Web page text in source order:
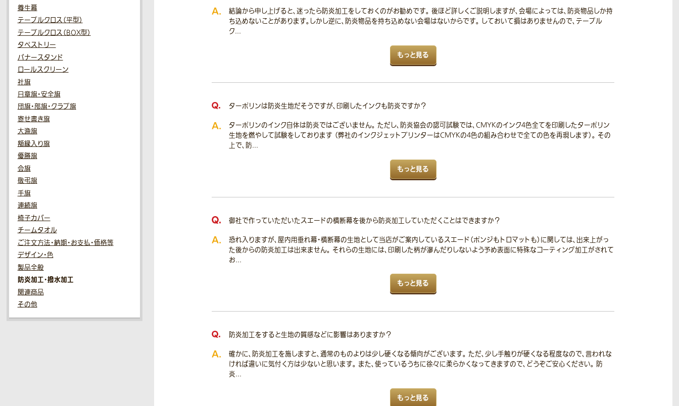
結論から申し上げると、迷ったら防炎加工をしておくのがお勧めです。 後ほど詳しくご説明しますが、会場によっては、防炎物品しか持
ち込めないことがあります。しかし逆に、防炎物品を持ち込めない会場はないからです。 しておいて損はありませんので、テーブル
ク...
もっと見る
ターポリンは防炎生地だそうですが、印刷したインクも防炎ですか？
ターポリンのインク自体は防炎ではございません。 ただし、防炎協会の認可試験では、CMYKのインク4色全てを印刷したターポリン
生地を燃やして試験をしております （弊社のインクジェットプリンターはCMYKの4色の組み合わせで全ての色を再現します）。 その
上で、防...
もっと見る
御社で作っていただいたスエードの横断幕を後から防炎加工していただくことはできますか？
恐れ入りますが、屋内用垂れ幕・横断幕の生地として当店がご案内しているスエード（ポンジもトロマットも）に関しては、出来上がっ
た後からの防炎加工は出来ません。 それらの生地には、印刷した柄が滲んだりしないよう予め表面に特殊なコーティング加工がされて
お...
もっと見る
防炎加工をすると生地の質感などに影響はありますか？
確かに、防炎加工を施しますと、通常のものよりは少し硬くなる傾向がございます。 ただ、少し手触りが硬くなる程度なので、言われな
ければ違いに気付く方は少ないと思います。 また、使っているうちに徐々に柔らかくなってきますので、どうぞご安心ください。 防
炎...
もっと見る
養生幕
テーブルクロス（平型）
テーブルクロス（BOX型）
タペストリー
バナースタンド
ロールスクリーン
社旗
日章旗・安全旗
団旗・部旗・クラブ旗
寄せ書き旗
大漁旗
額縁入り旗
優勝旗
会旗
敬弔旗
手旗
連続旗
椅子カバー
チームタオル
ご注文方法・納期・お支払・価格等
デザイン・色
製品全般
防炎加工・撥水加工
関連商品
その他